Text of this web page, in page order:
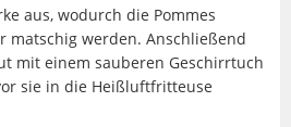
aus, wodurch die Pommes
matschig werden. Anschließend
mit einem sauberen Geschirrtuch
sie in die Heißluftfritteuse